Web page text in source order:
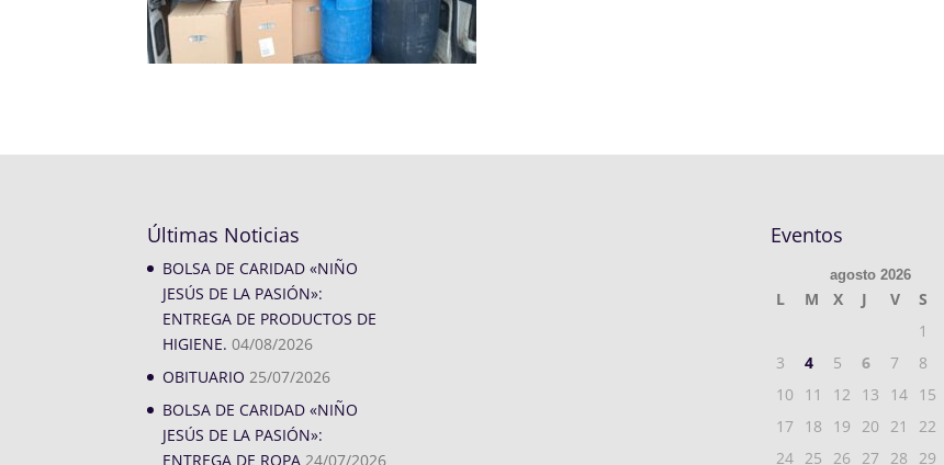
Últimas Noticias
BOLSA DE CARIDAD «NIÑO
JESÚS DE LA PASIÓN»:
ENTREGA DE PRODUCTOS DE
HIGIENE. 04/08/2026
OBITUARIO 25/07/2026
BOLSA DE CARIDAD «NIÑO
JESÚS DE LA PASIÓN»:
ENTREGA DE ROPA 24/07/2026
Eventos
agosto 2026
L M X J V S
1
3
4 5 6 7 8
10
11 12 13 14 15
17
18 19 20 21 22
24
25 26 27 28 29